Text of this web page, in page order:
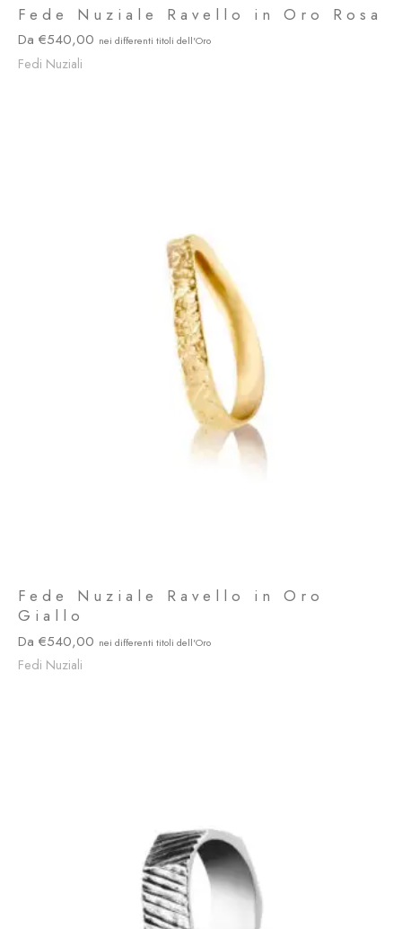
Fede Nuziale Ravello in Oro Rosa
540,00
Fedi Nuziali
Fede Nuziale Ravello in Oro
Giallo
540,00
Fedi Nuziali